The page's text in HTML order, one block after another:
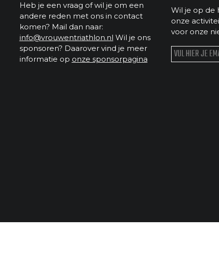
Heb je een vraag of wil je om een
andere reden met ons in contact
komen? Mail dan naar:
info@vrouwentriathlon.nl Wil je ons
sponsoren? Daarover vind je meer
informatie op onze sponsorpagina
Wil je op de
onze
voor onze